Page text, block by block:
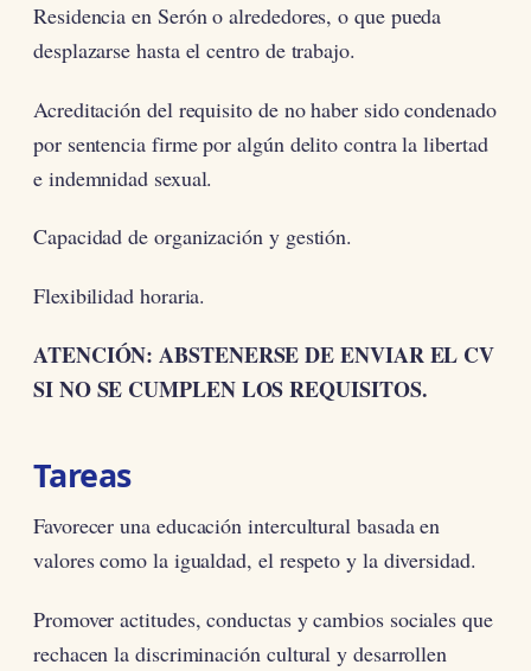
Residencia en Serón o alrededores, o que pueda
desplazarse hasta el centro de trabajo.
Acreditación del requisito de no haber sido condenado
por sentencia firme por algún delito contra la libertad
e indemnidad sexual.
Capacidad de organización y gestión.
Flexibilidad horaria.
ATENCIÓN: ABSTENERSE DE ENVIAR EL CV
SI NO SE CUMPLEN LOS REQUISITOS.
Tareas
Favorecer una educación intercultural basada en
valores como la igualdad, el respeto y la diversidad.
Promover actitudes, conductas y cambios sociales que
rechacen la discriminación cultural y desarrollen